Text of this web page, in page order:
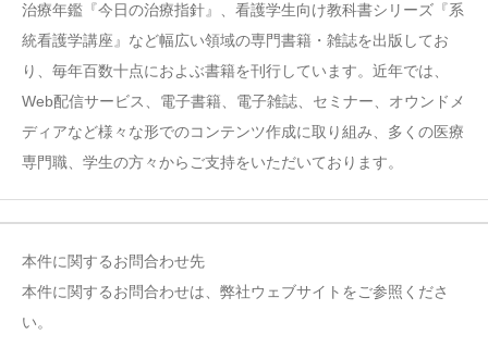
治療年鑑『今日の治療指針』、看護学生向け教科書シリーズ『系
統看護学講座』など幅広い領域の専門書籍・雑誌を出版してお
り、毎年百数十点におよぶ書籍を刊行しています。近年では、
Web配信サービス、電子書籍、電子雑誌、セミナー、オウンドメ
ディアなど様々な形でのコンテンツ作成に取り組み、多くの医療
専門職、学生の方々からご支持をいただいております。
本件に関するお問合わせ先
本件に関するお問合わせは、弊社ウェブサイトをご参照くださ
い。